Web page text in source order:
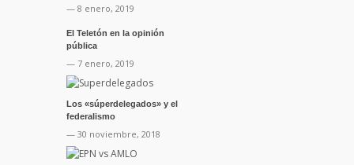
— 8 enero, 2019
El Teletón en la opinión
pública
— 7 enero, 2019
Los «súperdelegados» y el
federalismo
— 30 noviembre, 2018